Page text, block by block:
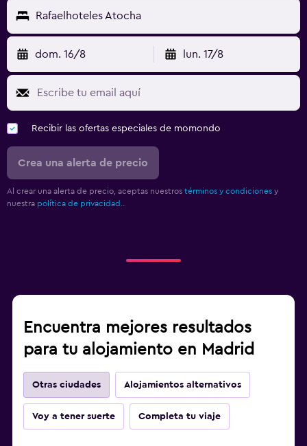
Rafaelhoteles Atocha
dom. 16/8 lun. 17/8
Recibir las ofertas especiales de momondo
Crea una alerta de precio
Al crear una alerta de precio, aceptas nuestros términos y condiciones y
nuestra política de privacidad.
Encuentra mejores resultados
para tu alojamiento en Madrid
Otras ciudades Alojamientos alternativos
Voy a tener suerte Completa tu viaje